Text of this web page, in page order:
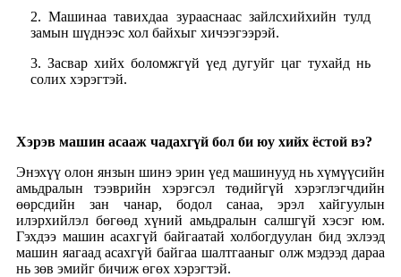
2. Машинаа тавихдаа зурааснаас зайлсхийхийн тулд
замын шүднээс хол байхыг хичээгээрэй.
3. Засвар хийх боломжгүй үед дугуйг цаг тухайд нь
солих хэрэгтэй.
Хэрэв машин асааж чадахгүй бол би юу хийх ёстой вэ?
Энэхүү олон янзын шинэ эрин үед машинууд нь хүмүүсийн
амьдралын тээврийн хэрэгсэл төдийгүй хэрэглэгчдийн
өөрсдийн зан чанар, бодол санаа, эрэл хайгуулын
илэрхийлэл бөгөөд хүний ​​амьдралын салшгүй хэсэг юм.
Гэхдээ машин асахгүй байгаатай холбогдуулан бид эхлээд
машин яагаад асахгүй байгаа шалтгааныг олж мэдээд дараа
нь зөв эмийг бичиж өгөх хэрэгтэй.